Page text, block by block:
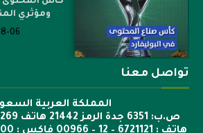
ومؤثري
06
تواصل معنا
المملكة العربية